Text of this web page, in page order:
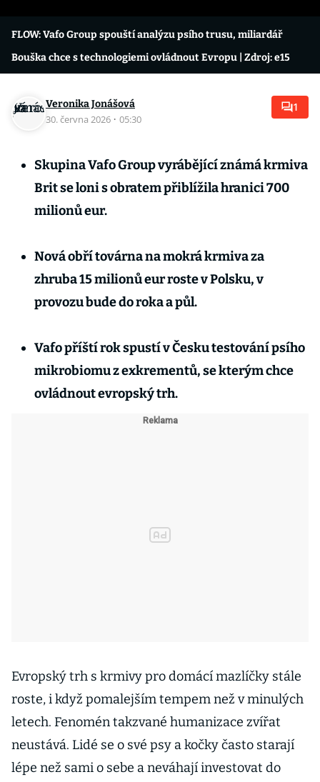
FLOW: Vafo Group spouští analýzu psího trusu, miliardář
Bouška chce s technologiemi ovládnout Evropu | Zdroj: e15
Veronika Jonášová
30. června 2026 · 05:30
1
Skupina Vafo Group vyrábějící známá krmiva
Brit se loni s obratem přiblížila hranici 700
milionů eur.
Nová obří továrna na mokrá krmiva za
zhruba 15 milionů eur roste v Polsku, v
provozu bude do roka a půl.
Vafo příští rok spustí v Česku testování psího
mikrobiomu z exkrementů, se kterým chce
ovládnout evropský trh.
Evropský trh s krmivy pro domácí mazlíčky stále
roste, i když pomalejším tempem než v minulých
letech. Fenomén takzvané humanizace zvířat
neustává. Lidé se o své psy a kočky často starají
lépe než sami o sebe a neváhají investovat do